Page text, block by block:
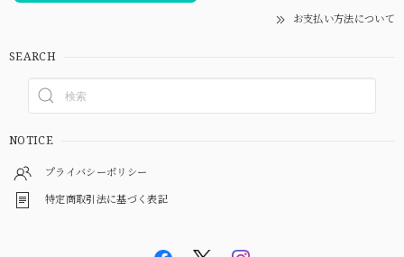
お支払い方法について
SEARCH
NOTICE
プライバシーポリシー
特定商取引法に基づく表記